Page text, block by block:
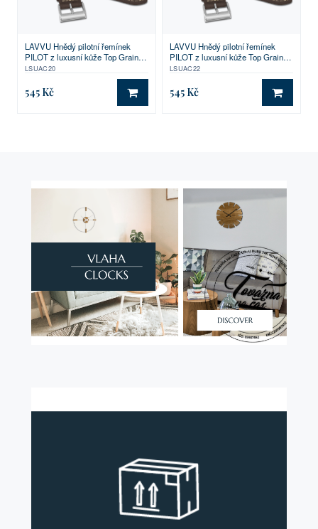
LAVVU Hnědý pilotní řemínek
PILOT z luxusní kůže Top Grain -
20
LSUAC20
545 Kč DO KOŠÍKU
LAVVU Hnědý pilotní řemínek
PILOT z luxusní kůže Top Grain -
22
LSUAC22
545 Kč DO